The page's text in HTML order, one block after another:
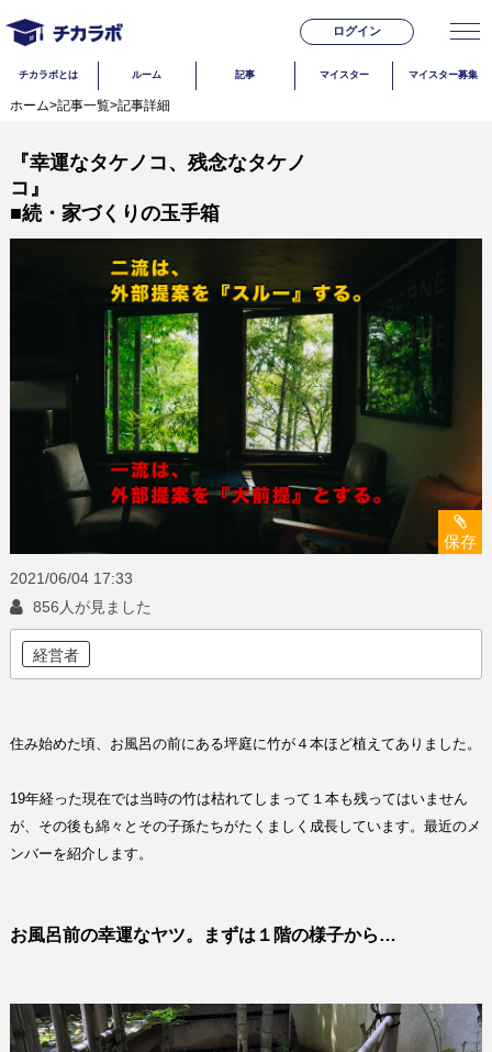
ログイン
チカラボとは ルーム 記事 マイスター マイスター募集
ホーム>記事一覧>記事詳細
『幸運なタケノコ、残念なタケノ
コ
■続・家づくりの玉手箱
保存
2021/06/04 17:33
856人が見ました
経営者
住み始めた頃、お風呂の前にある坪庭に竹が４本ほど植えてありました。
19年経った現在では当時の竹は枯れてしまって１本も残ってはいません
が、その後も綿々とその子孫たちがたくましく成長しています。最近のメ
ンバーを紹介します。
お風呂前の幸運なヤツ。まずは１階の様子から…